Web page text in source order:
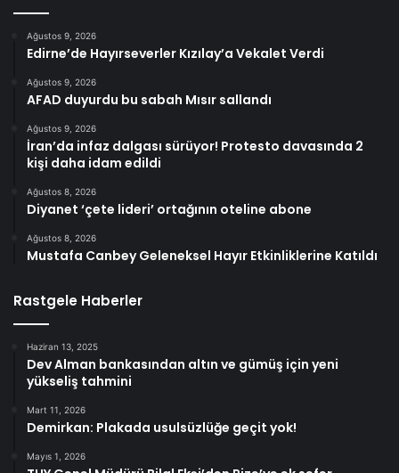
Ağustos 9, 2026
Edirne’de Hayırseverler Kızılay’a Vekalet Verdi
Ağustos 9, 2026
AFAD duyurdu bu sabah Mısır sallandı
Ağustos 9, 2026
İran’da infaz dalgası sürüyor! Protesto davasında 2
kişi daha idam edildi
Ağustos 8, 2026
Diyanet ‘çete lideri’ ortağının oteline abone
Ağustos 8, 2026
Mustafa Canbey Geleneksel Hayır Etkinliklerine Katıldı
Rastgele Haberler
Haziran 13, 2025
Dev Alman bankasından altın ve gümüş için yeni
yükseliş tahmini
Mart 11, 2026
Demirkan: Plakada usulsüzlüğe geçit yok!
Mayıs 1, 2026